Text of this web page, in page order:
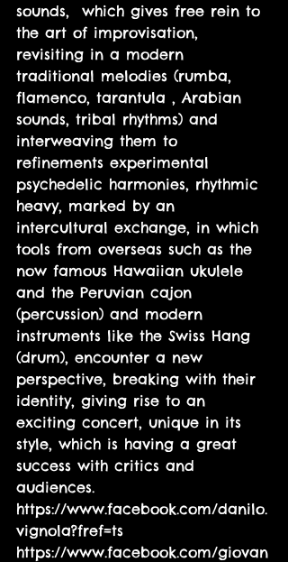
sounds,  which gives free rein to
the art of improvisation,
revisiting in a modern
traditional melodies (rumba,
flamenco, tarantula , Arabian
sounds, tribal rhythms) and
interweaving them to
refinements experimental
psychedelic harmonies, rhythmic
heavy, marked by an
intercultural exchange, in which
tools from overseas such as the
now famous Hawaiian ukulele
and the Peruvian cajon
(percussion) and modern
instruments like the Swiss Hang
(drum), encounter a new
perspective, breaking with their
identity, giving rise to an
exciting concert, unique in its
style, which is having a great
success with critics and
audiences.
https://www.facebook.com/danilo.
vignola?fref=ts
https://www.facebook.com/giovan